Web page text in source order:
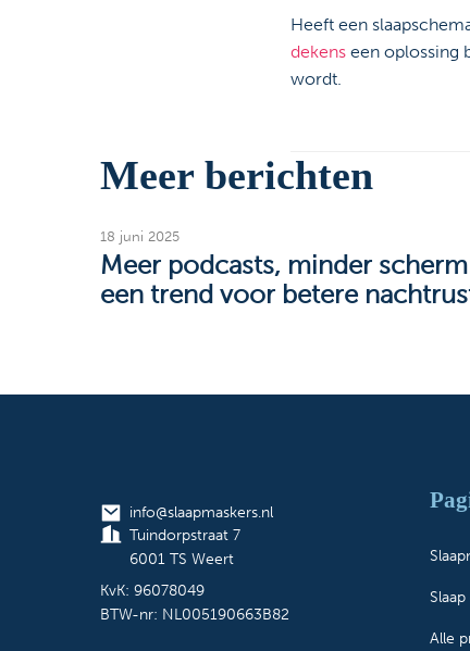
Heeft een
dekens een oplossing
wordt.
Meer berichten
18 juni 2025
Meer podcasts, minder
een trend voor betere
info@slaapmaskers.nl
Tuindorpstraat 7
6001 TS Weert
KvK: 96078049
BTW-nr: NL005190663B82
Alle